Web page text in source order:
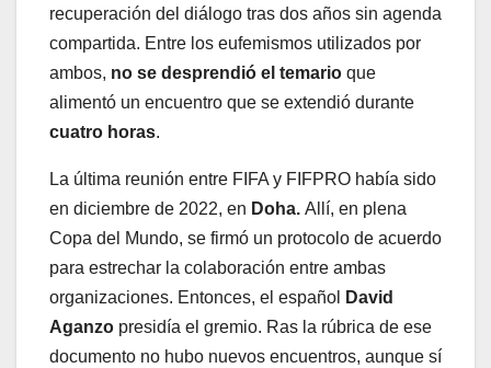
recuperación del diálogo tras dos años sin agenda
compartida. Entre los eufemismos utilizados por
ambos, no se desprendió el temario que
alimentó un encuentro que se extendió durante
cuatro horas.
La última reunión entre FIFA y FIFPRO había sido
en diciembre de 2022, en Doha. Allí, en plena
Copa del Mundo, se firmó un protocolo de acuerdo
para estrechar la colaboración entre ambas
organizaciones. Entonces, el español
David
Aganzo presidía el gremio. Ras la rúbrica de ese
documento no hubo nuevos encuentros, aunque sí